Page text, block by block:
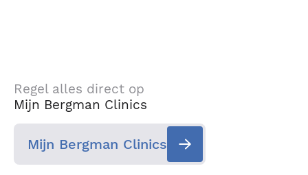
Regel alles direct op
Mijn Bergman Clinics
Mijn Bergman Clinics